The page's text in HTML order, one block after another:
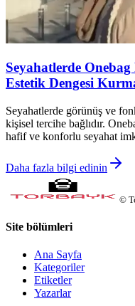
Seyahatlerde
Estetik Dengesi
Seyahatlerde görünüş ve
kişisel tercihe bağlıdır.
hafif ve konforlu seyahat
Daha fazla bilgi edinin
©
Site bölümleri
Ana Sayfa
Kategoriler
Etiketler
Yazarlar